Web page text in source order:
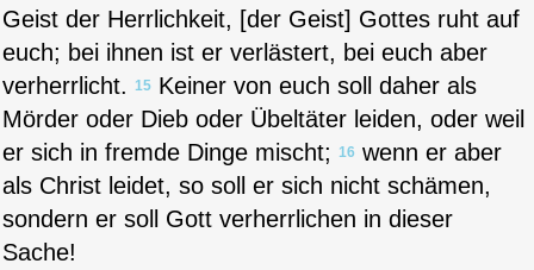
Geist der Herrlichkeit, [der Geist] Gottes ruht auf
euch; bei ihnen ist er verlästert, bei euch aber
verherrlicht. 15 Keiner von euch soll daher als
Mörder oder Dieb oder Übeltäter leiden, oder weil
er sich in fremde Dinge mischt; 16 wenn er aber
als Christ leidet, so soll er sich nicht schämen,
sondern er soll Gott verherrlichen in dieser
Sache!